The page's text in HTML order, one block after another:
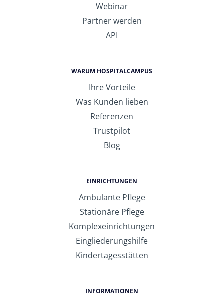
Webinar
Partner werden
API
WARUM HOSPITALCAMPUS
Ihre Vorteile
Was Kunden lieben
Referenzen
Trustpilot
Blog
EINRICHTUNGEN
Ambulante Pflege
Stationäre Pflege
Komplexeinrichtungen
Eingliederungshilfe
Kindertagesstätten
INFORMATIONEN